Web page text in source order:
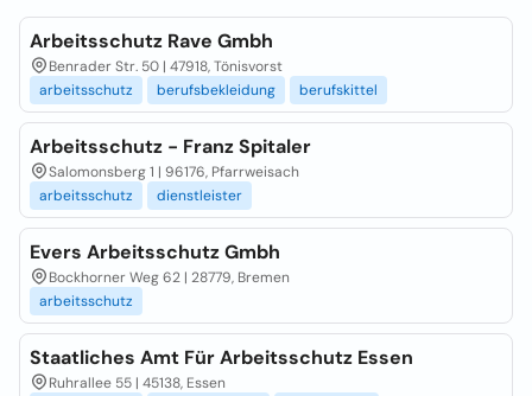
Arbeitsschutz Rave Gmbh
Benrader Str. 50 | 47918, Tönisvorst
arbeitsschutz
berufsbekleidung berufskittel
Arbeitsschutz - Franz Spitaler
Salomonsberg 1 | 96176, Pfarrweisach
arbeitsschutz
dienstleister
Evers Arbeitsschutz Gmbh
Bockhorner Weg 62 | 28779, Bremen
arbeitsschutz
Staatliches Amt Für Arbeitsschutz Essen
Ruhrallee 55 | 45138, Essen